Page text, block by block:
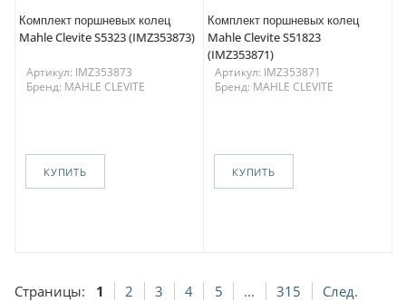
Комплект поршневых колец
Mahle Clevite S5323 (IMZ353873)
Артикул: IMZ353873
Бренд: MAHLE CLEVITE
КУПИТЬ
Комплект поршневых колец
Mahle Clevite S51823
(IMZ353871)
Артикул: IMZ353871
Бренд: MAHLE CLEVITE
КУПИТЬ
Страницы: 1 2 3 4 5 ... 315 След.